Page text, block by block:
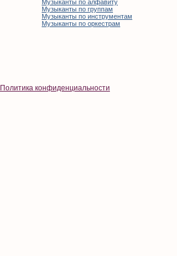
Музыканты по алфавиту
Музыканты по группам
Музыканты по инструментам
Музыканты по оркестрам
Политика конфиденциальности